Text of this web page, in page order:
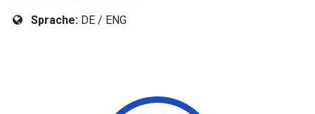
Sprache:DE / ENG